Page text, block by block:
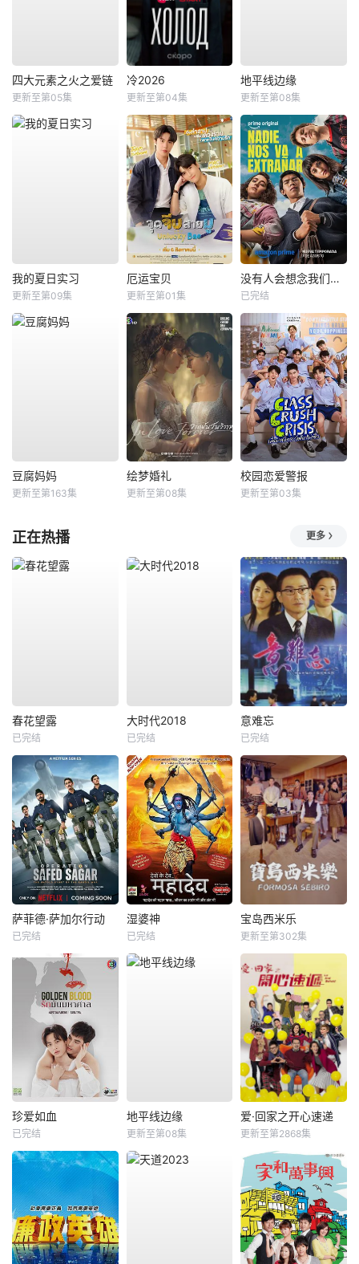
四大元素之火之爱链
更新至第05集
冷2026
更新至第04集
地平线边缘
更新至第08集
我的夏日实习
更新至第09集
厄运宝贝
更新至第01集
没有人会想念我们第二季
已完结
豆腐妈妈
更新至第163集
绘梦婚礼
更新至第08集
校园恋爱警报
更新至第03集
正在热播 更多
春花望露
已完结
大时代2018
已完结
意难忘
已完结
萨菲德·萨加尔行动
已完结
湿婆神
已完结
宝岛西米乐
更新至第302集
珍爱如血
已完结
地平线边缘
更新至第08集
爱·回家之开心速递
更新至第2868集